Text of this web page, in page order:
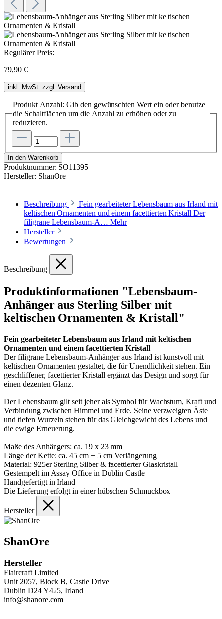
Regulärer Preis:
79,90 €
inkl. MwSt. zzgl. Versand
Produkt Anzahl: Gib den gewünschten Wert ein oder benutze
die Schaltflächen um die Anzahl zu erhöhen oder zu
reduzieren.
In den Warenkorb
Produktnummer: SO11395
Hersteller: ShanOre
Beschreibung
Fein gearbeiteter Lebensbaum aus Irland mit
keltischen Ornamenten und einem facettierten Kristall Der
filigrane Lebensbaum-A… Mehr
Hersteller
Bewertungen
Beschreibung
Produktinformationen "Lebensbaum-
Anhänger aus Sterling Silber mit
keltischen Ornamenten & Kristall"
Fein gearbeiteter Lebensbaum aus Irland mit keltischen
Ornamenten und einem facettierten Kristall
Der filigrane Lebensbaum-Anhänger aus Irland ist kunstvoll mit
keltischen Ornamenten gestaltet, die für Unendlichkeit stehen. Ein
geschliffener, facettierter Kristall ergänzt das Design und sorgt für
einen dezenten Glanz.
Der Lebensbaum gilt seit jeher als Symbol für Wachstum, Kraft und
Verbindung zwischen Himmel und Erde. Seine verzweigten Äste
und tiefen Wurzeln stehen für das Gleichgewicht des Lebens und
die ewige Erneuerung.
Maße des Anhängers: ca. 19 x 23 mm
Länge der Kette: ca. 45 cm + 5 cm Verlängerung
Material: 925er Sterling Silber & facettierter Glaskristall
Gestempelt im Assay Office in Dublin Castle
Handgefertigt in Irland
Die Lieferung erfolgt in einer hübschen Schmuckbox
Hersteller
ShanOre
Hersteller
Flaircraft Limited
Unit 2057, Block B, Castle Drive
Dublin D24 Y425, Irland
info@shanore.com